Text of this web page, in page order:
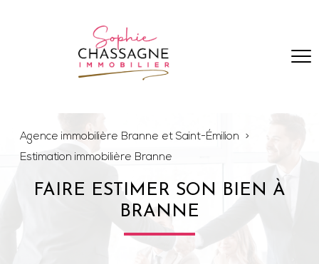
Agence immobilière Branne et Saint-Émilion
Estimation immobilière Branne
FAIRE ESTIMER SON BIEN À
BRANNE